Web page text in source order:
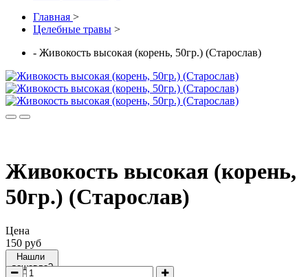
Главная >
Целебные травы >
- Живокость высокая (корень, 50гр.) (Старослав)
Живокость высокая (корень,
50гр.) (Старослав)
Цена
150 руб
Нашли
дешевле?